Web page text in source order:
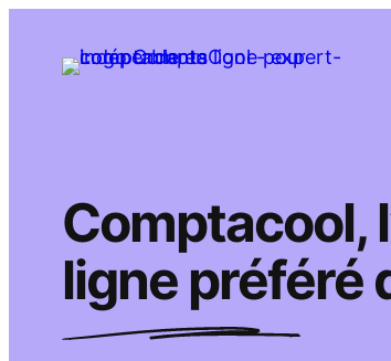
Comptacool,
ligne préféré